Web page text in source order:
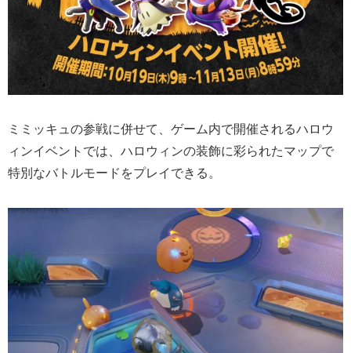
ミミッキュの参戦に併せて、ゲーム内で開催されるハロウ
ィンイベントでは、ハロウィンの装飾に彩られたマップで
特別なバトルモードをプレイできる。